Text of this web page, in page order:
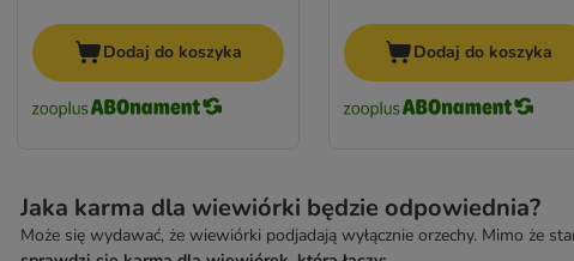
Dodaj do koszyka Dodaj do koszyka
Jaka karma dla wiewiórki będzie odpowiednia?
Może się wydawać, że wiewiórki podjadają wyłącznie orzechy. Mimo że